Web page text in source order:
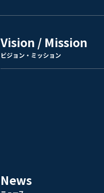
Vision / Mission
ビジョン・ミッション
News